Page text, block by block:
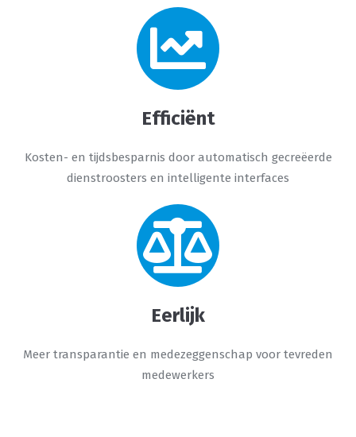
Efficiënt
Kosten- en tijdsbesparnis door automatisch gecreëerde
dienstroosters en intelligente interfaces
Eerlijk
Meer transparantie en medezeggenschap voor tevreden
medewerkers